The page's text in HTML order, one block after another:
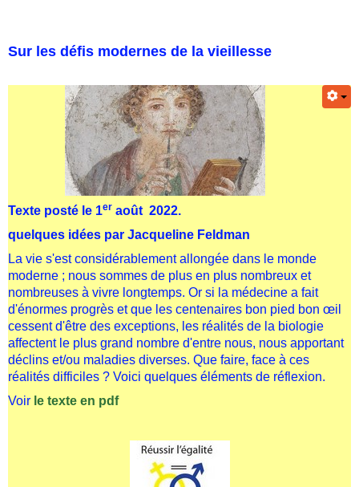
Sur les défis modernes de la vieillesse
Texte posté le 1er août 2022.
quelques idées par Jacqueline Feldman
La vie s'est considérablement allongée dans le monde
moderne ; nous sommes de plus en plus nombreux et
nombreuses à vivre longtemps. Or si la médecine a fait
d'énormes progrès et que les centenaires bon pied bon œil
cessent d'être des exceptions, les réalités de la biologie
affectent le plus grand nombre d'entre nous, nous apportant
déclins et/ou maladies diverses. Que faire, face à ces
réalités difficiles ? Voici quelques éléments de réflexion.
Voir le texte en pdf